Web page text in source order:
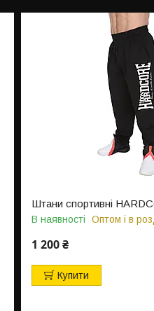
Штани спортивні
В наявності Оптом і в
1 200 ₴
Купити